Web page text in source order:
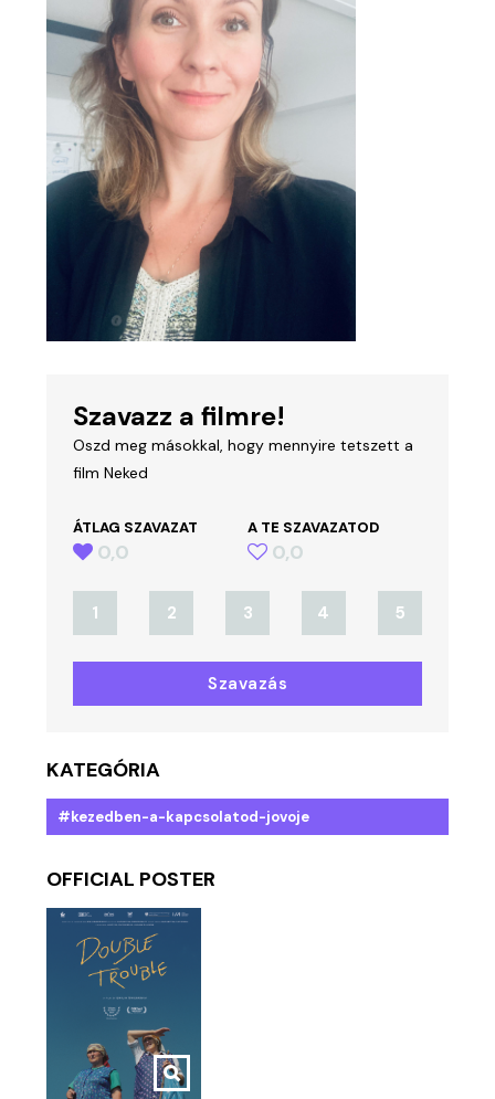
Szavazz a filmre!
Oszd meg másokkal, hogy mennyire tetszett a
film Neked
ÁTLAG SZAVAZAT
0,0
A TE SZAVAZATOD
0,0
1 2 3 4 5
Szavazás
KATEGÓRIA
#kezedben-a-kapcsolatod-jovoje
OFFICIAL POSTER